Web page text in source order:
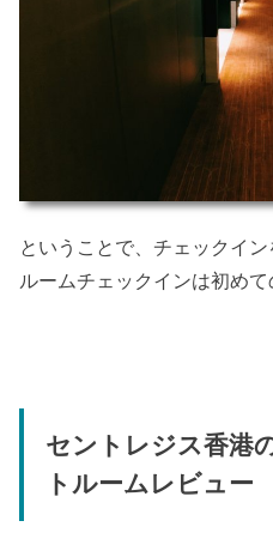
ということで、チェックイン
ルームチェックインは初めて
セントレジス香港
トルームレビュー